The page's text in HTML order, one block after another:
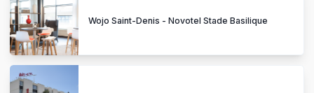
Wojo Saint-Denis - Novotel Stade Basilique